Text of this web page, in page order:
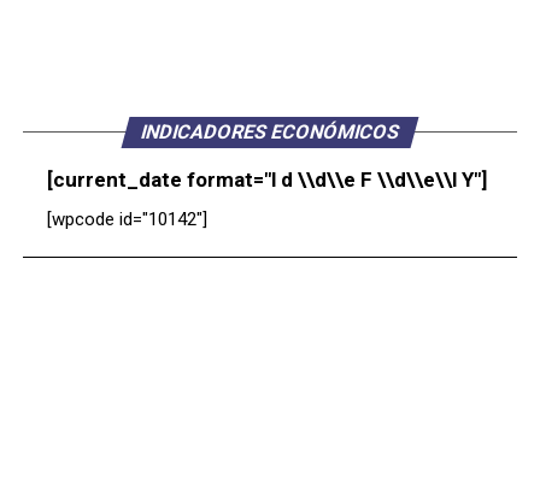
INDICADORES ECONÓMICOS
[current_date format="l d \\d\\e F \\d\\e\\l Y"]
[wpcode id="10142"]